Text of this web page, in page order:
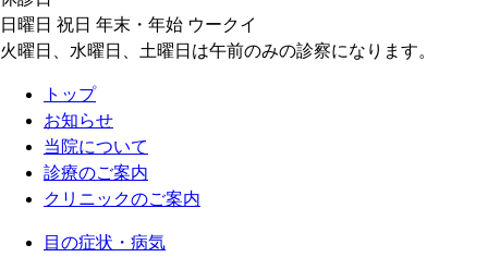
日曜日 祝日 年末・年始 ウークイ
火曜日、水曜日、土曜日は午前のみの診察になります。
トップ
お知らせ
当院について
診療のご案内
クリニックのご案内
目の症状・病気